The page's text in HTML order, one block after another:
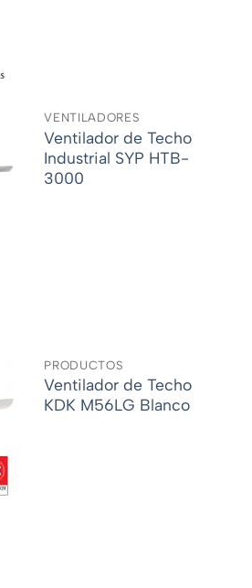
VENTILADORES
Ventilador de Techo
Industrial SYP HTB-
3000
PRODUCTOS
Ventilador de Techo
KDK M56LG Blanco